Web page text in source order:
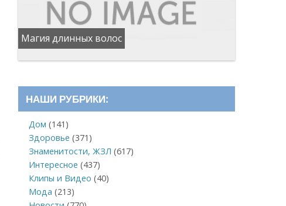
Магия длинных волос
НАШИ РУБРИКИ:
Дом (141)
Здоровье (371)
Знаменитости, ЖЗЛ (617)
Интересное (437)
Клипы и Видео (40)
Мода (213)